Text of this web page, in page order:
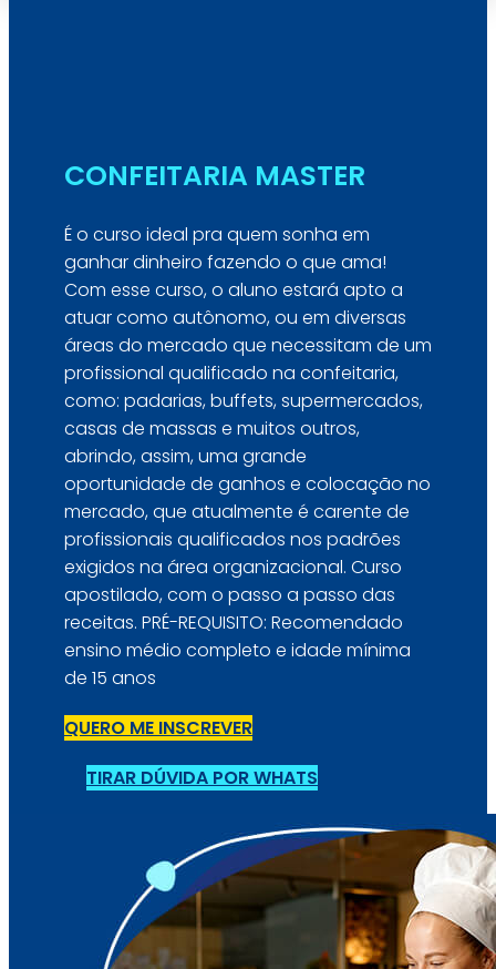
CONFEITARIA MASTER
É o curso ideal pra quem sonha em
ganhar dinheiro fazendo o que ama!
Com esse curso, o aluno estará apto a
atuar como autônomo, ou em diversas
áreas do mercado que necessitam de um
profissional qualificado na confeitaria,
como: padarias, buffets, supermercados,
casas de massas e muitos outros,
abrindo, assim, uma grande
oportunidade de ganhos e colocação no
mercado, que atualmente é carente de
profissionais qualificados nos padrões
exigidos na área organizacional. Curso
apostilado, com o passo a passo das
receitas. PRÉ-REQUISITO: Recomendado
ensino médio completo e idade mínima
de 15 anos
QUERO ME INSCREVER
TIRAR DÚVIDA POR WHATS